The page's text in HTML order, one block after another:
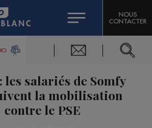
CHRONIQUES DE L'EXPERT
CITIZEN MACHINERY
MASSIF DOMAINES SKIABLES
BIGARD
DU MONT-BLANC
NOUS
CONTACTER
les salariés de Somfy
la mobilisation
contre le PSE